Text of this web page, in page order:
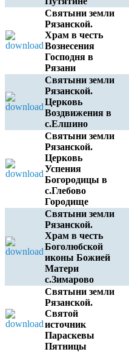
Святыни земли
Рязанской.
Храм в честь
Вознесения
Господня в
Рязани
Святыни земли
Рязанской.
Церковь
Воздвижения в
с.Елшино
Святыни земли
Рязанской.
Церковь
Успения
Богородицы в
с.Глебово
Городище
Святыни земли
Рязанской.
Храм в честь
Боголюбской
иконы Божией
Матери
с.Зимарово
Святыни земли
Рязанской.
Святой
источник
Параскевы
Пятницы